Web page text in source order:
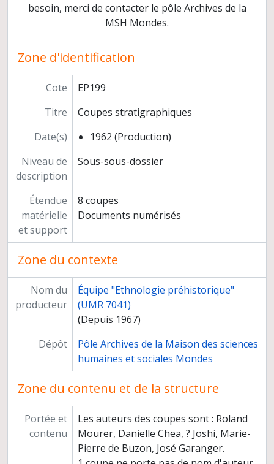
Gestion des fouilles
Grottes du "Perthuis" et du "Grenier" à Saint-Romain (Côte-d'Or)
Enceinte préhistorique à Champs (Yonne)
Cimetière mérovingien d'Escolives (Yonne, 1962)
Fouilles de sauvetage de l'hypogée de "L'homme mort" à Tinqueux (Marne)
Sauvetage d'une enceinte préhistorique à Monéteau-Gurgy (Yonne)
Chantier archéologique de Pincevent (commune de La Grande Paroisse, Seine-et-Marne)
Ramassages de surface sur le site de "Moque panier" à Ville-Saint-Jacques (Seine-et-Marne)
Prospections en Seine-et-Marne
Participation d'André Leroi-Gourhan à des chantiers archéologiques
Négatifs relatifs à différents chantiers
Tirages relatifs à différents chantiers
Photothèque
Programmes de recherche
Cahiers du Centre de recherches préhistoriques
besoin, merci de contacter le pôle Archives de la
MSH Mondes.
Zone d'identification
Cote
EP199
Titre
Coupes stratigraphiques
Date(s)
1962 (Production)
Niveau de
description
Sous-sous-dossier
Étendue
matérielle
et support
8 coupes
Documents numérisés
Zone du contexte
Nom du
producteur
Équipe "Ethnologie préhistorique"
(UMR 7041)
(Depuis 1967)
Dépôt
Pôle Archives de la Maison des sciences
humaines et sociales Mondes
Zone du contenu et de la structure
Portée et
contenu
Les auteurs des coupes sont : Roland
Mourer, Danielle Chea, ? Joshi, Marie-
Pierre de Buzon, José Garanger.